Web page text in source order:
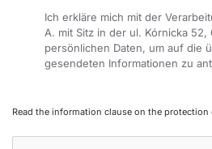
Ich erkläre mich mit der
A. mit Sitz in der ul. Kórnicka
persönlichen Daten, um auf die
gesendeten Informationen zu
Read the information clause on the protection